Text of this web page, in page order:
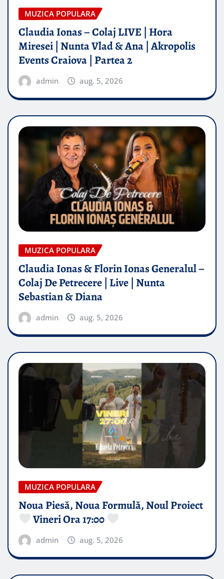
MUZICA POPULARA
Claudia Ionas – Colaj LIVE | Hora
Miresei | Nunta Vlad & Ana | Akropolis
Events Craiova | Partea 2
admin aug. 5, 2026
MUZICA POPULARA
Claudia Ionas & Florin Ionas Generalul –
Colaj De Petrecere | Live | Nunta
Sebastian & Diana
admin aug. 5, 2026
MUZICA POPULARA
Noua Piesă, Noua Formulă, Noul Proiect
Vineri Ora 17:00
admin aug. 5, 2026